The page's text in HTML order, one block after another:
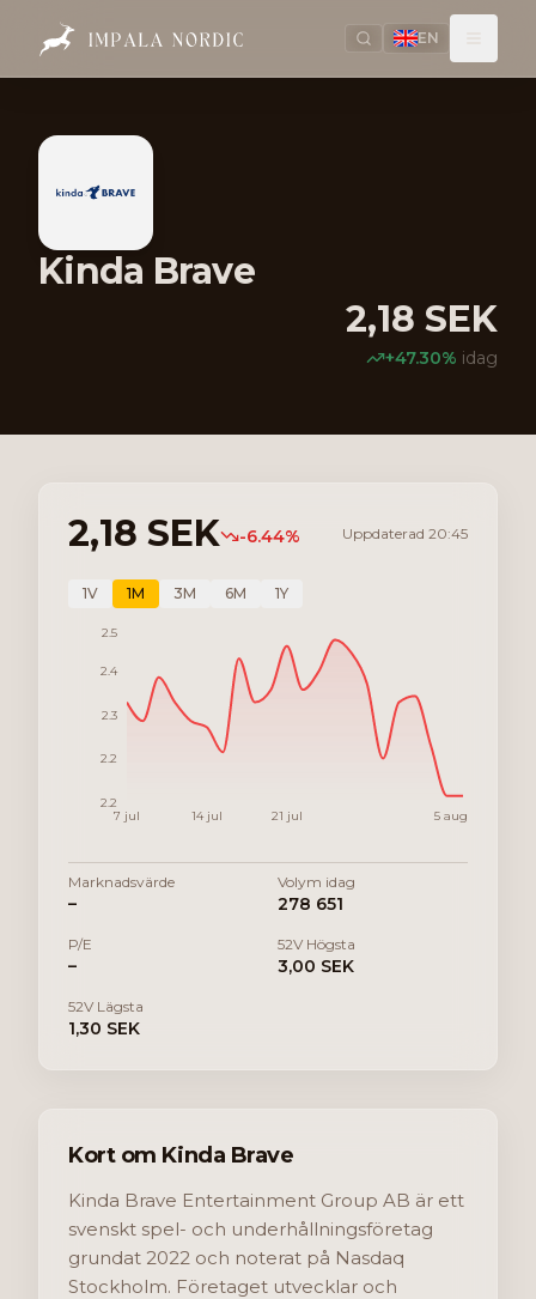
EN
Kinda Brave
2,18 SEK
+47.30% idag
2,18 SEK -6.44% Uppdaterad 20:45
1V 1M 3M 6M 1Y
7 jul 14 jul 21 jul 5 aug
2.2
2.2
2.3
2.4
2.5
Marknadsvärde
–
Volym idag
278 651
P/E
–
52V Högsta
3,00 SEK
52V Lägsta
1,30 SEK
Kort om Kinda Brave
Kinda Brave Entertainment Group AB är ett
svenskt spel- och underhållningsföretag
grundat 2022 och noterat på Nasdaq
Stockholm. Företaget utvecklar och